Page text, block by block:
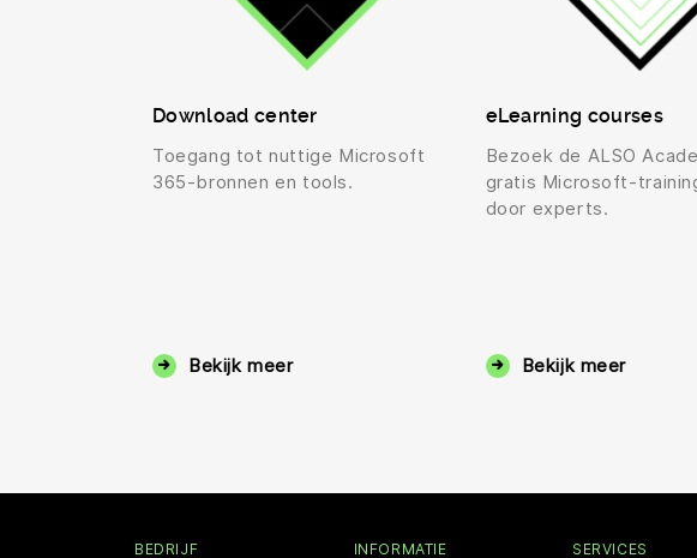
Download center
Toegang tot nuttige Microsoft
365-bronnen en tools.
Bekijk meer
eLearning courses
Bezoek de ALSO
gratis Microsoft-
door experts.
Bekijk meer
BEDRIJF INFORMATIE SERVICES